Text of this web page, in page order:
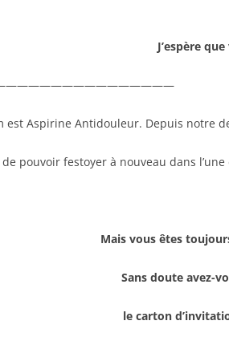
J’espère
est Aspirine Antidouleur. Depuis notre
de pouvoir festoyer à nouveau dans
Mais vous êtes
Sans doute avez-
le carton